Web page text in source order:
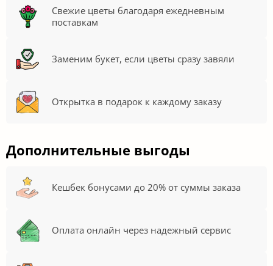
Свежие цветы благодаря ежедневным
поставкам
Заменим букет, если цветы сразу завяли
Открытка в подарок к каждому заказу
Дополнительные выгоды
Кешбек бонусами до 20% от суммы заказа
Оплата онлайн через надежный сервис